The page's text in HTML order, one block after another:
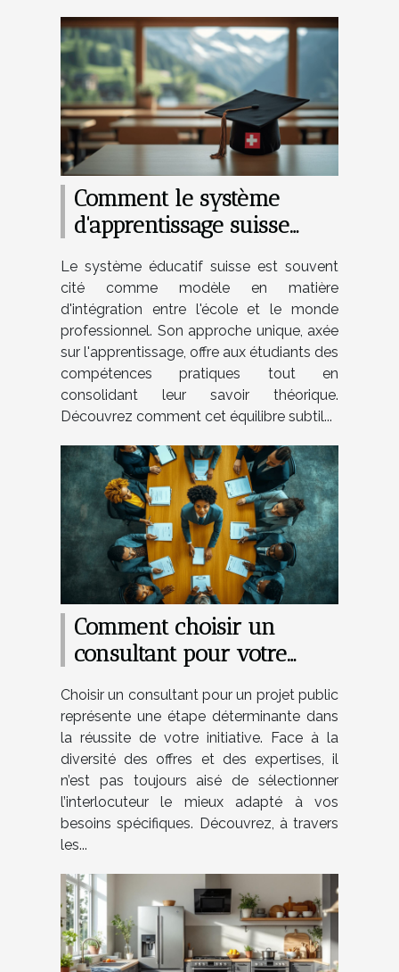
Comment le système
d'apprentissage suisse
du travail ?
Le système éducatif suisse est souvent
cité comme modèle en matière
d'intégration entre l'école et le monde
professionnel. Son approche unique, axée
sur l'apprentissage, offre aux étudiants des
compétences pratiques tout en
consolidant leur savoir théorique.
Découvrez comment cet équilibre subtil...
Comment choisir un
consultant pour votre
Choisir un consultant pour un projet public
représente une étape déterminante dans
la réussite de votre initiative. Face à la
diversité des offres et des expertises, il
n’est pas toujours aisé de sélectionner
l’interlocuteur le mieux adapté à vos
besoins spécifiques. Découvrez, à travers
les...